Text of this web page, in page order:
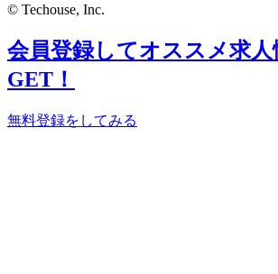
© Techouse, Inc.
会員登録してオススメ求人
GET！
無料登録をしてみる